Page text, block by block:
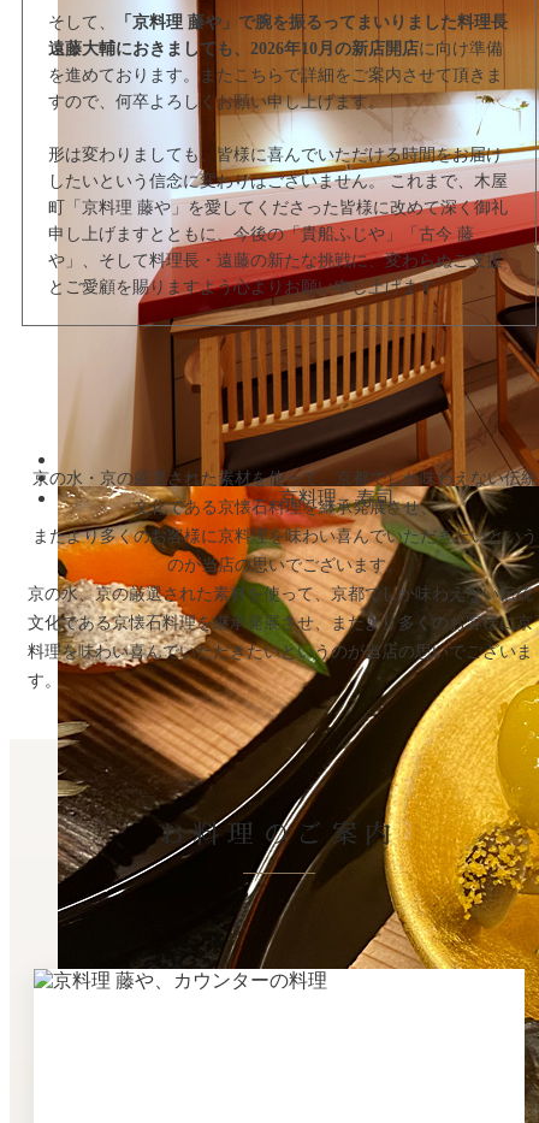
そして、
「京料理 藤や」で腕を振るってまいりました料理長
遠藤大輔におきましても、2026年10月の新店開店に向け準備
を進めております。またこちらで詳細をご案内させて頂きま
すので、何卒よろしくお願い申し上げます。
形は変わりましても、皆様に喜んでいただける時間をお届け
したいという信念に変わりはございません。 これまで、木屋
町「京料理 藤や」を愛してくださった皆様に改めて深く御礼
申し上げますとともに、今後の「貴船ふじや」「古今 藤
や」、そして料理長・遠藤の新たな挑戦に、変わらぬご支援
とご愛顧を賜りますよう心よりお願い申し上げます。
京の水・京の厳選された素材を使って、京都でしか味わえない伝統
文化である京懐石料理を継承発展させ、
またより多くのお客様に京料理を味わい喜んでいただきたいという
のが当店の思いでございます。
京の水、京の厳選された素材を使って、京都でしか味わえない伝統
文化である京懐石料理を継承発展させ、またより多くのお客様に京
料理を味わい喜んでいただきたいというのが当店の思いでございま
す。
お料理のご案内